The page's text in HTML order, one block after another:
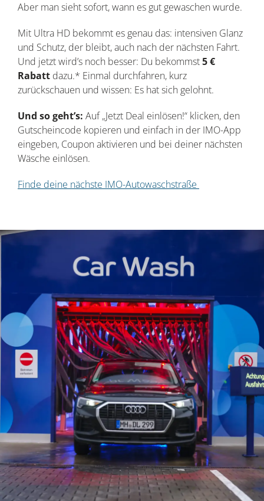
Aber man sieht sofort, wann es gut gewaschen wurde.
Mit Ultra HD bekommt es genau das: intensiven Glanz
und Schutz, der bleibt, auch nach der nächsten Fahrt.
Und jetzt wird’s noch besser: Du bekommst5 €
Rabatt dazu.* Einmal durchfahren, kurz
zurückschauen und wissen: Es hat sich gelohnt.
Und so geht’s: Auf „Jetzt Deal einlösen!“ klicken, den
Gutscheincode kopieren und einfach in der IMO-App
eingeben, Coupon aktivieren und bei deiner nächsten
Wäsche einlösen.
Finde deine nächste IMO-Autowaschstraße